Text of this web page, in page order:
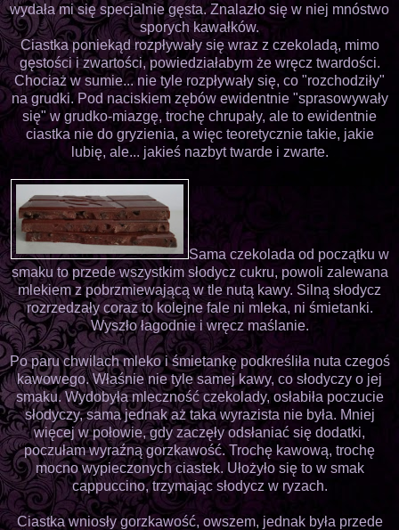
wydała mi się specjalnie gęsta. Znalazło się w niej mnóstwo
sporych kawałków.
Ciastka poniekąd rozpływały się wraz z czekoladą, mimo
gęstości i zwartości, powiedziałabym że wręcz twardości.
Chociaż w sumie... nie tyle rozpływały się, co "rozchodziły"
na grudki. Pod naciskiem zębów ewidentnie "sprasowywały
się" w grudko-miazgę, trochę chrupały, ale to ewidentnie
ciastka nie do gryzienia, a więc teoretycznie takie, jakie
lubię, ale... jakieś nazbyt twarde i zwarte.
Sama czekolada od początku w
smaku to przede wszystkim słodycz cukru, powoli zalewana
mlekiem z pobrzmiewającą w tle nutą kawy. Silną słodycz
rozrzedzały coraz to kolejne fale ni mleka, ni śmietanki.
Wyszło łagodnie i wręcz maślanie.
Po paru chwilach mleko i śmietankę podkreśliła nuta czegoś
kawowego. Właśnie nie tyle samej kawy, co słodyczy o jej
smaku. Wydobyła mleczność czekolady, osłabiła poczucie
słodyczy, sama jednak aż taka wyrazista nie była. Mniej
więcej w połowie, gdy zaczęły odsłaniać się dodatki,
poczułam wyraźną gorzkawość. Trochę kawową, trochę
mocno wypieczonych ciastek. Ułożyło się to w smak
cappuccino, trzymając słodycz w ryzach.
Ciastka wniosły gorzkawość, owszem, jednak była przede